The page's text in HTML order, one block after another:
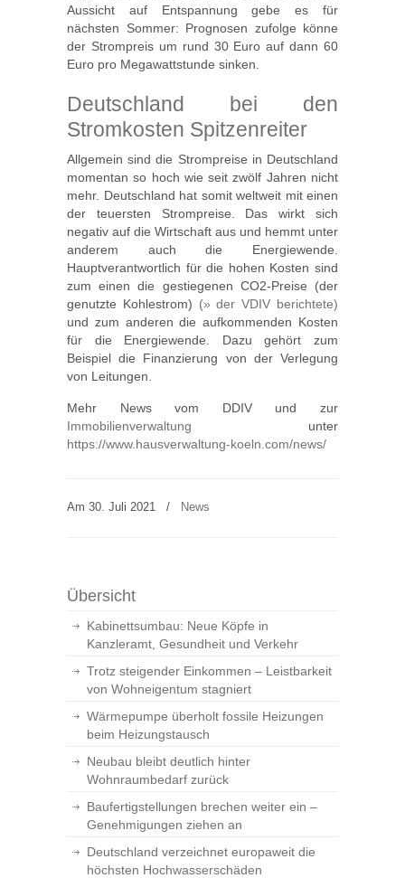
Aussicht auf Entspannung gebe es für
nächsten Sommer: Prognosen zufolge könne
der Strompreis um rund 30 Euro auf dann 60
Euro pro Megawattstunde sinken.
Deutschland bei den
Stromkosten Spitzenreiter
Allgemein sind die Strompreise in Deutschland
momentan so hoch wie seit zwölf Jahren nicht
mehr. Deutschland hat somit weltweit mit einen
der teuersten Strompreise. Das wirkt sich
negativ auf die Wirtschaft aus und hemmt unter
anderem auch die Energiewende.
Hauptverantwortlich für die hohen Kosten sind
zum einen die gestiegenen CO2-Preise (der
genutzte Kohlestrom) (» der VDIV berichtete)
und zum anderen die aufkommenden Kosten
für die Energiewende. Dazu gehört zum
Beispiel die Finanzierung von der Verlegung
von Leitungen.
Mehr News vom DDIV und zur
Immobilienverwaltung unter
https://www.hausverwaltung-koeln.com/news/
Am 30. Juli 2021 / News
Übersicht
Kabinettsumbau: Neue Köpfe in
Kanzleramt, Gesundheit und Verkehr
Trotz steigender Einkommen – Leistbarkeit
von Wohneigentum stagniert
Wärmepumpe überholt fossile Heizungen
beim Heizungstausch
Neubau bleibt deutlich hinter
Wohnraumbedarf zurück
Baufertigstellungen brechen weiter ein –
Genehmigungen ziehen an
Deutschland verzeichnet europaweit die
höchsten Hochwasserschäden